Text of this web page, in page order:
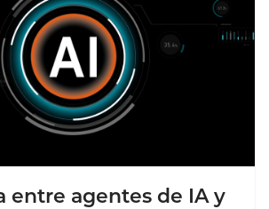
entre agentes de IA y